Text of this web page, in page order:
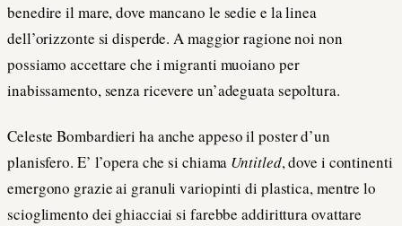
benedire il mare, dove mancano le sedie e la linea
dell’orizzonte si disperde. A maggior ragione noi non
possiamo accettare che i migranti muoiano per
inabissamento, senza ricevere un’adeguata sepoltura.
Celeste Bombardieri ha anche appeso il poster d’un
planisfero. E’ l’opera che si chiama Untitled, dove i continenti
emergono grazie ai granuli variopinti di plastica, mentre lo
scioglimento dei ghiacciai si farebbe addirittura ovattare